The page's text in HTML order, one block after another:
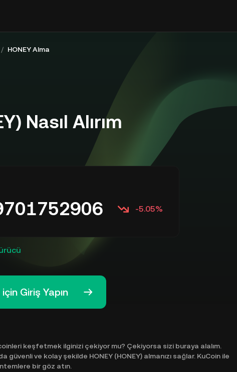
/ HONEY Alma
Nasıl Alırım
-5.05%
Giriş Yapın
keşfetmek ilginizi çekiyor mu? Çekiyorsa sizi buraya alalım.
güvenli ve kolay şekilde HONEY (HONEY) almanızı sağlar. KuCoin ile
bir göz atın.